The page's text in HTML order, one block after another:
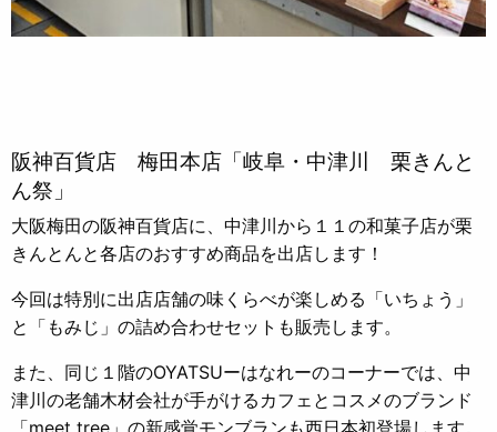
阪神百貨店 梅田本店「岐阜・中津川 栗きんと
ん祭」
大阪梅田の阪神百貨店に、中津川から１１の和菓子店が栗
きんとんと各店のおすすめ商品を出店します！
今回は特別に出店店舗の味くらべが楽しめる「いちょう」
と「もみじ」の詰め合わせセットも販売します。
また、同じ１階のOYATSUーはなれーのコーナーでは、中
津川の老舗木材会社が手がけるカフェとコスメのブランド
「meet tree」の新感覚モンブランも西日本初登場します。